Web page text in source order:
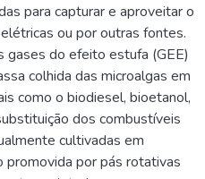
para capturar e aproveitar o
ou por outras fontes.
do efeito estufa (GEE)
colhida das microalgas em
como o biodiesel, bioetanol,
dos combustíveis
cultivadas em
promovida por pás rotativas